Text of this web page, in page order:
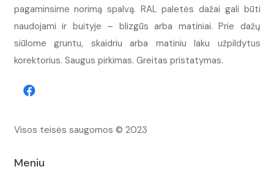
pagaminsime norimą spalvą. RAL paletės dažai gali būti
naudojami ir buityje – blizgūs arba matiniai. Prie dažų
siūlome gruntu, skaidriu arba matiniu laku užpildytus
korektorius. Saugus pirkimas. Greitas pristatymas.
Visos teisės saugomos © 2023
Meniu